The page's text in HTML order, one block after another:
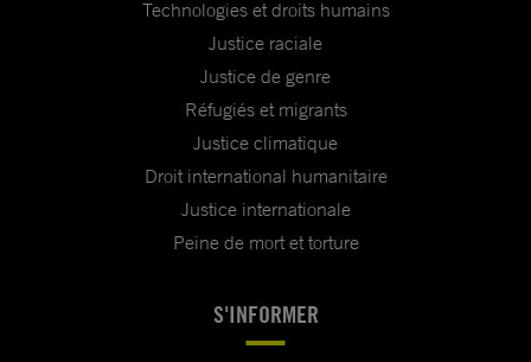
Technologies et droits humains
Justice raciale
Justice de genre
Réfugiés et migrants
Justice climatique
Droit international humanitaire
Justice internationale
Peine de mort et torture
S'INFORMER